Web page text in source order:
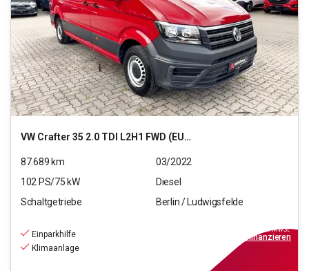
VW Crafter 35 2.0 TDI L2H1 FWD (EURO 6d)
87.689 km
03/2022
102 PS/75 kW
Diesel
Schaltgetriebe
Berlin / Ludwigsfelde
Einparkhilfe
Klimaanlage
inkl.MwSt.
finanzieren